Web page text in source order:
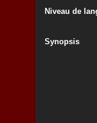
Niveau de
Synopsis